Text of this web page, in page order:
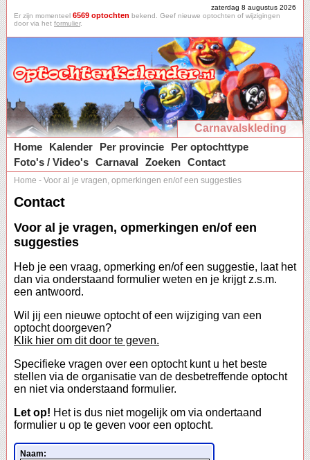
zaterdag 8 augustus 2026
Er zijn momenteel 6569 optochten bekend. Geef nieuwe optochten of wijzigingen
door via het formulier.
Carnavalskleding
Home
Kalender Per provincie
Per optochttype
Foto's / Video's Carnaval Zoeken Contact
Home - Voor al je vragen, opmerkingen en/of een suggesties
Contact
Voor al je vragen, opmerkingen en/of een
suggesties
Heb je een vraag, opmerking en/of een suggestie, laat het
dan via onderstaand formulier weten en je krijgt z.s.m.
een antwoord.
Wil jij een nieuwe optocht of een wijziging van een
optocht doorgeven?
Klik hier om dit door te geven.
Specifieke vragen over een optocht kunt u het beste
stellen via de organisatie van de desbetreffende optocht
en niet via onderstaand formulier.
Let op! Het is dus niet mogelijk om via ondertaand
formulier u op te geven voor een optocht.
Naam: